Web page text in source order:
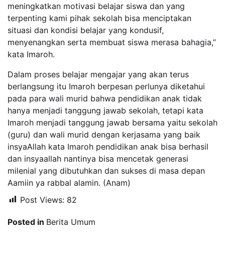
meningkatkan motivasi belajar siswa dan yang
terpenting kami pihak sekolah bisa menciptakan
situasi dan kondisi belajar yang kondusif,
menyenangkan serta membuat siswa merasa bahagia,”
kata Imaroh.
Dalam proses belajar mengajar yang akan terus
berlangsung itu Imaroh berpesan perlunya diketahui
pada para wali murid bahwa pendidikan anak tidak
hanya menjadi tanggung jawab sekolah, tetapi kata
Imaroh menjadi tanggung jawab bersama yaitu sekolah
(guru) dan wali murid dengan kerjasama yang baik
insyaAllah kata Imaroh pendidikan anak bisa berhasil
dan insyaallah nantinya bisa mencetak generasi
milenial yang dibutuhkan dan sukses di masa depan
Aamiin ya rabbal alamin. (Anam)
Post Views: 82
Posted in Berita Umum